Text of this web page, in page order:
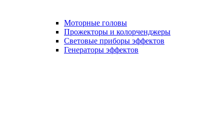
Моторные головы
Прожекторы и колорченджеры
Световые приборы эффектов
Генераторы эффектов